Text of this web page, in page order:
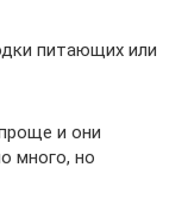
питающих или
и они
много, но